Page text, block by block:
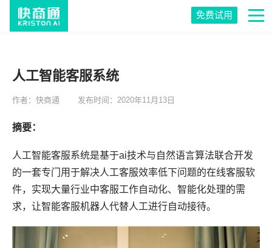
免费试用
人工智能客服系统
作者：快商通 发布时间：2020年11月13日
摘要：
人工智能客服系统是基于ai技术与自然语言算法联合开发
的一套专门用于解决人工客服效率低下问题的在线客服软
件，实现大量行业中客服工作自动化、智能化处理的需
求，让智能客服机器人代替人工进行自动接待。